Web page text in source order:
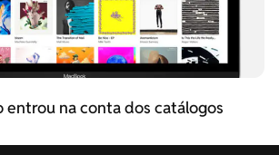
entrou na conta dos catálogos